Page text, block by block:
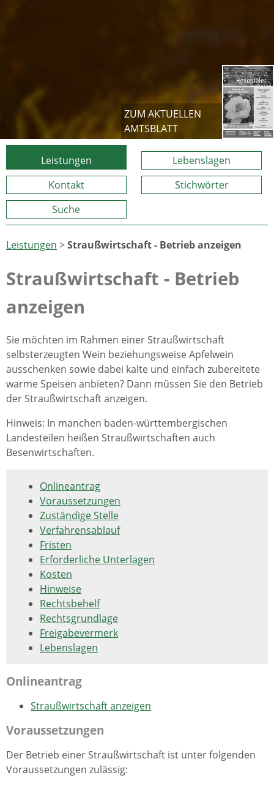
ZUM AKTUELLEN
AMTSBLATT
Leistungen
Lebenslagen
Kontakt
Stichwörter
Suche
Leistungen >Straußwirtschaft - Betrieb anzeigen
Straußwirtschaft - Betrieb
anzeigen
Sie möchten im Rahmen einer Straußwirtschaft
selbsterzeugten Wein beziehungsweise Apfelwein
ausschenken sowie dabei kalte und einfach zubereitete
warme Speisen anbieten? Dann müssen Sie den Betrieb
der Straußwirtschaft anzeigen.
Hinweis: In manchen baden-württembergischen
Landesteilen heißen Straußwirtschaften auch
Besenwirtschaften.
Onlineantrag
Voraussetzungen
Zuständige Stelle
Verfahrensablauf
Fristen
Erforderliche Unterlagen
Kosten
Hinweise
Rechtsbehelf
Rechtsgrundlage
Freigabevermerk
Lebenslagen
Onlineantrag
Straußwirtschaft anzeigen
Voraussetzungen
Der Betrieb einer Straußwirtschaft ist unter folgenden
Voraussetzungen zulässig: